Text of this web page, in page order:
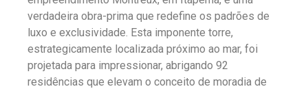
verdadeira obra-prima que redefine os padrões de
luxo e exclusividade. Esta imponente torre,
estrategicamente localizada próximo ao mar, foi
projetada para impressionar, abrigando 92
residências que elevam o conceito de moradia de